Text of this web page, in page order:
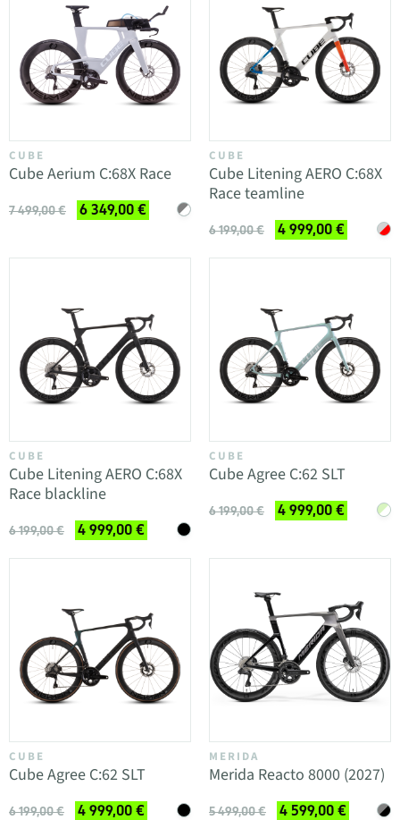
CUBE
Cube Aerium C:68X Race
7 499,00 € 6 349,00 €
CUBE
Cube Litening AERO C:68X
Race teamline
6 199,00 € 4 999,00 €
CUBE
Cube Litening AERO C:68X
Race blackline
6 199,00 € 4 999,00 €
CUBE
Cube Agree C:62 SLT
6 199,00 € 4 999,00 €
CUBE
Cube Agree C:62 SLT
6 199,00 € 4 999,00 €
MERIDA
Merida Reacto 8000 (2027)
5 499,00 € 4 599,00 €